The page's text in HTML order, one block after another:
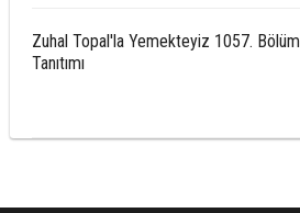
Zuhal Topal'la Yemekteyiz 1057. Bölüm
Tanıtımı